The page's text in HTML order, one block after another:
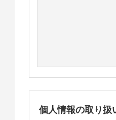
個人情報の取り扱